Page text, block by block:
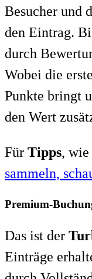
Besucher und
den Eintrag.
durch
Wobei die
Punkte bringt
den Wert
Für Tipps, wie
sammeln,
Premium-
Das ist der
Einträge